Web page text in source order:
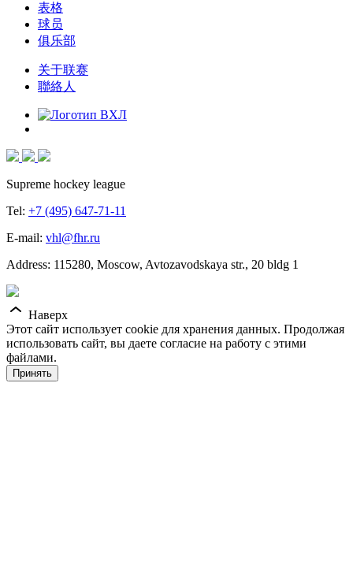
表格
球员
俱乐部
关于联赛
聯絡人
Supreme hockey league
Tel: +7 (495) 647-71-11
E-mail: vhl@fhr.ru
Address: 115280, Moscow, Avtozavodskaya str., 20 bldg 1
Наверх
Этот сайт использует cookie для хранения данных. Продолжая
использовать сайт, вы даете согласие на работу с этими
файлами.
Принять